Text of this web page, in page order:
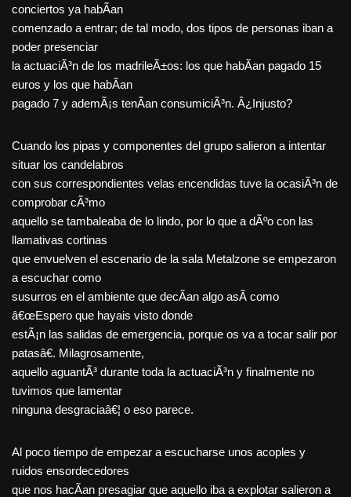
conciertos ya habÃ­an
comenzado a entrar; de tal modo, dos tipos de personas iban a
poder presenciar
la actuaciÃ³n de los madrileÃ±os: los que habÃ­an pagado 15
euros y los que habÃ­an
pagado 7 y ademÃ¡s tenÃ­an consumiciÃ³n. Â¿Injusto?
Cuando los pipas y componentes del grupo salieron a intentar
situar los candelabros
con sus correspondientes velas encendidas tuve la ocasiÃ³n de
comprobar cÃ³mo
aquello se tambaleaba de lo lindo, por lo que a dÃºo con las
llamativas cortinas
que envuelven el escenario de la sala Metalzone se empezaron
a escuchar como
susurros en el ambiente que decÃ­an algo asÃ­ como
â€œEspero que hayais visto donde
estÃ¡n las salidas de emergencia, porque os va a tocar salir por
patasâ€. Milagrosamente,
aquello aguantÃ³ durante toda la actuaciÃ³n y finalmente no
tuvimos que lamentar
ninguna desgraciaâ€¦ o eso parece.
Al poco tiempo de empezar a escucharse unos acoples y
ruidos ensordecedores
que nos hacÃ­an presagiar que aquello iba a explotar salieron a